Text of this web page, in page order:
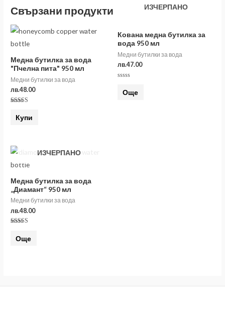
Свързани продукти
Медна бутилка за вода
"Пчелна пита" 950 мл
Медни бутилки за вода
лв.48.00
5.00
от 5
Купи
ИЗЧЕРПАНО
Кована медна бутилка за
вода 950 мл
Медни бутилки за вода
лв.47.00
Още
ИЗЧЕРПАНО
Медна бутилка за вода
„Диамант“ 950 мл
Медни бутилки за вода
лв.48.00
5.00
от 5
Още